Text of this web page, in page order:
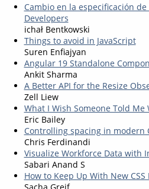
Cambio en la especificación
Developers
ichał Bentkowski
Things to avoid in JavaScript
Suren Enfiajyan
Angular 19 Standalone
Ankit Sharma
A Better API for the Resize
Zell Liew
What I Wish Someone Told Me
Eric Bailey
Controlling spacing in modern
Chris Ferdinandi
Visualize Workforce Data with
Sabari Anand S
How to Keep Up With New CSS